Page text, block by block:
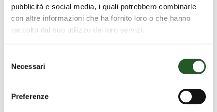
pubblicità e social media, i quali potrebbero combinarle
con altre informazioni che ha fornito loro o che hanno
raccolto dal suo utilizzo dei loro servizi.
delNecessari
Preferenze
di natura infettiva, allergica, tossica e cancerogena. Le
manifestazioni cliniche possono presentarsi con diversa
intensità in relazione a vari fattori tra i quali le condizioni
Il rischio di esposizione a ad agenti biologici in qualsiasi
ambiente di lavoro richiede l’attuazione di tutte le misure di
sicurezza appropriate per esercitare la più completa attività